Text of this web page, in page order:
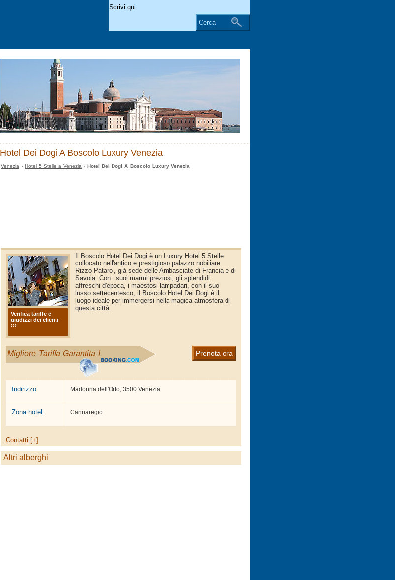
Hotel Dei Dogi A Boscolo Luxury Venezia
Venezia ›Hotel 5 Stelle a Venezia › Hotel Dei Dogi A Boscolo Luxury Venezia
Verifica tariffe e
giudizzi dei clienti
›››
Il Boscolo Hotel Dei Dogi è un Luxury Hotel 5 Stelle
collocato nell'antico e prestigioso palazzo nobiliare
Rizzo Patarol, già sede delle Ambasciate di Francia e di
Savoia. Con i suoi marmi preziosi, gli splendidi
affreschi d'epoca, i maestosi lampadari, con il suo
lusso settecentesco, il Boscolo Hotel Dei Dogi è il
luogo ideale per immergersi nella magica atmosfera di
questa città.
Migliore Tariffa Garantita ! Prenota ora
Indirizzo: Madonna dell'Orto, 3500 Venezia
Zona hotel: Cannaregio
Contatti [+]
Altri alberghi
Cerca